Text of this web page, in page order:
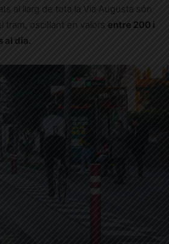
al llarg de tota la Via Augusta són
oscil·lant en valors entre 200 i
al dia.